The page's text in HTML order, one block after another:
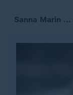
Sanna Marin ...